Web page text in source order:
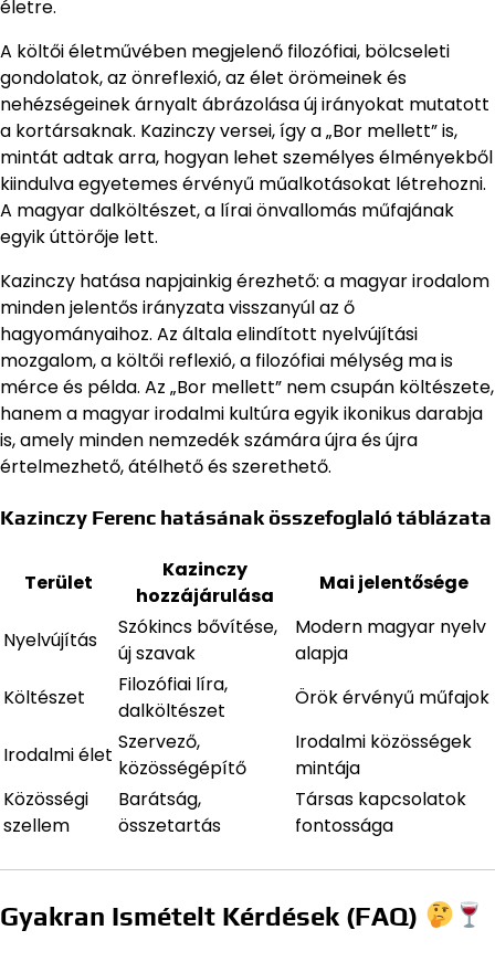
életre.
A költői életművében megjelenő filozófiai, bölcseleti
gondolatok, az önreflexió, az élet örömeinek és
nehézségeinek árnyalt ábrázolása új irányokat mutatott
a kortársaknak. Kazinczy versei, így a „Bor mellett” is,
mintát adtak arra, hogyan lehet személyes élményekből
kiindulva egyetemes érvényű műalkotásokat létrehozni.
A magyar dalköltészet, a lírai önvallomás műfajának
egyik úttörője lett.
Kazinczy hatása napjainkig érezhető: a magyar irodalom
minden jelentős irányzata visszanyúl az ő
hagyományaihoz. Az általa elindított nyelvújítási
mozgalom, a költői reflexió, a filozófiai mélység ma is
mérce és példa. Az „Bor mellett” nem csupán költészete,
hanem a magyar irodalmi kultúra egyik ikonikus darabja
is, amely minden nemzedék számára újra és újra
értelmezhető, átélhető és szerethető.
Kazinczy Ferenc hatásának összefoglaló táblázata
Terület
Kazinczy
hozzájárulása
Mai jelentősége
Nyelvújítás
Szókincs bővítése,
új szavak
Modern magyar nyelv
alapja
Költészet
Filozófiai líra,
dalköltészet
Örök érvényű műfajok
Irodalmi élet
Szervező,
közösségépítő
Irodalmi közösségek
mintája
Közösségi
szellem
Barátság,
összetartás
Társas kapcsolatok
fontossága
Gyakran Ismételt Kérdések (FAQ)